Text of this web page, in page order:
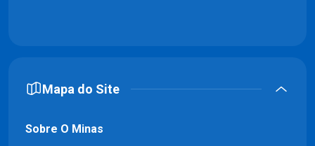
Mapa do Site
Sobre O Minas